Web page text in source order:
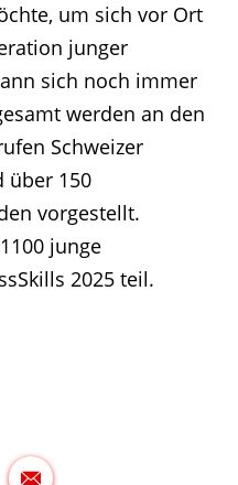
um sich vor Ort
junger
sich noch immer
werden an den
Schweizer
über 150
vorgestellt.
junge
2025 teil.